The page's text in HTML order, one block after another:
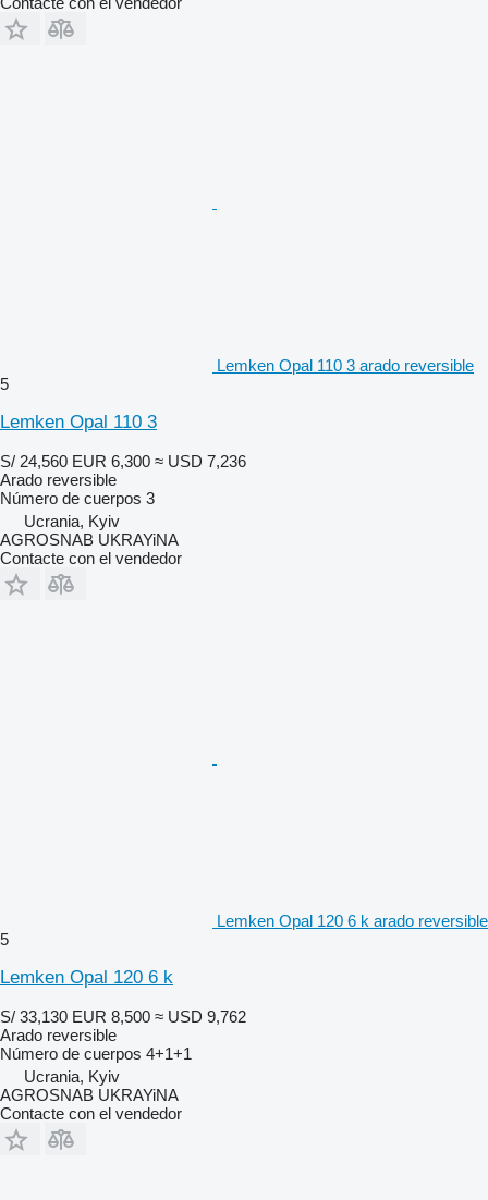
Lemken Opal 110 3 arado reversible
5
Lemken Opal 110 3
S/ 24,560 EUR 6,300 ≈ USD 7,236
Arado reversible
Número de cuerpos 3
Ucrania, Kyiv
AGROSNAB UKRAYiNA
Contacte con el vendedor
Lemken Opal 120 6 k arado reversible
5
Lemken Opal 120 6 k
S/ 33,130 EUR 8,500 ≈ USD 9,762
Arado reversible
Número de cuerpos 4+1+1
Ucrania, Kyiv
AGROSNAB UKRAYiNA
Contacte con el vendedor